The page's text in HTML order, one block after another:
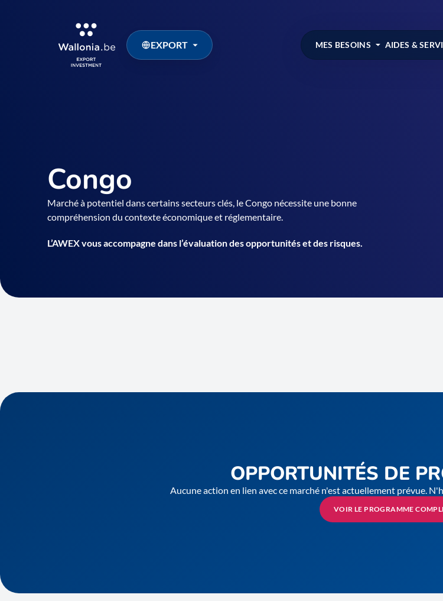
EXPORT MES BESOINS AIDES &
Congo
Marché à potentiel dans certains secteurs clés, le Congo nécessite une bonne
compréhension du contexte économique et réglementaire.
L’AWEX vous accompagne dans l’évaluation des opportunités et des risques.
OPPORTUNITÉS DE
Aucune action en lien avec ce marché n'est actuellement prévue.
VOIR LE PROGRAMME